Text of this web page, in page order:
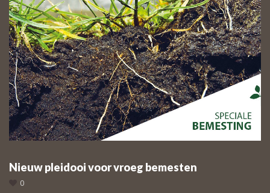
Nieuw pleidooi voor vroeg bemesten
0